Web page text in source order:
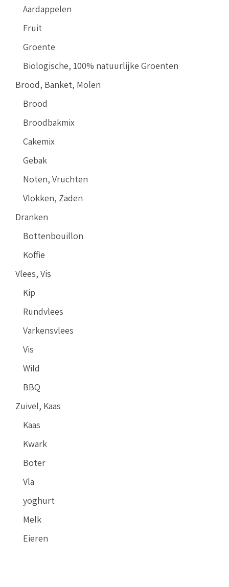
Aardappelen
Fruit
Groente
Biologische, 100% natuurlijke Groenten
Brood, Banket, Molen
Brood
Broodbakmix
Cakemix
Gebak
Noten, Vruchten
Vlokken, Zaden
Dranken
Bottenbouillon
Koffie
Vlees, Vis
Kip
Rundvlees
Varkensvlees
Vis
Wild
BBQ
Zuivel, Kaas
Kaas
Kwark
Boter
Vla
yoghurt
Melk
Eieren